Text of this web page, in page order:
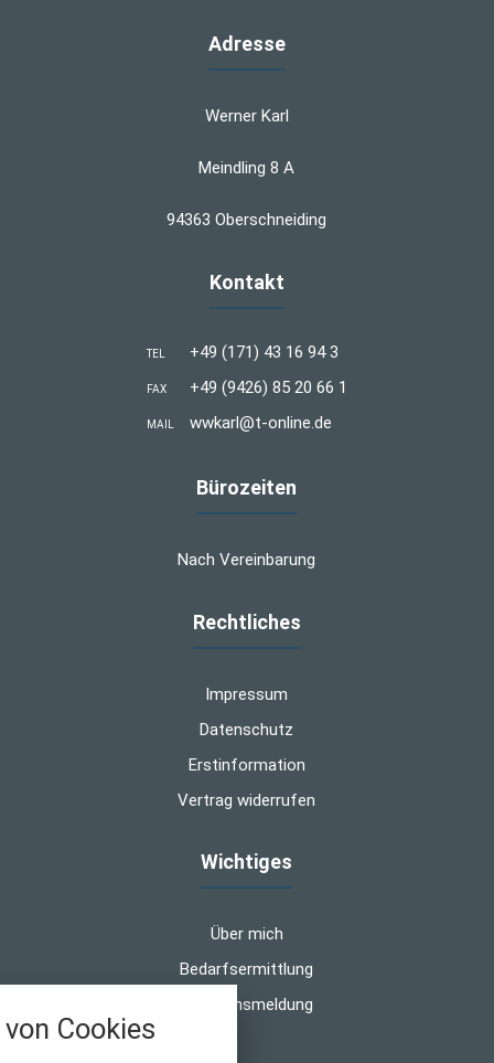
Adresse
Werner Karl
Meindling 8 A
94363 Oberschneiding
Kontakt
TEL +49 (171) 43 16 94 3
FAX +49 (9426) 85 20 66 1
MAIL wwkarl@t-online.de
Bürozeiten
Nach Vereinbarung
Rechtliches
Impressum
Datenschutz
Erstinformation
Vertrag widerrufen
Wichtiges
Über mich
Bedarfsermittlung
Schadensmeldung
Cookies